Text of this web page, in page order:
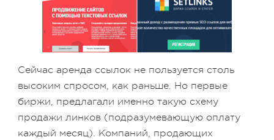
Сейчас аренда ссылок не пользуется столь
высоким спросом, как раньше. Но первые
биржи, предлагали именно такую схему
продажи линков (подразумевающую оплату
каждый месяц). Компаний, продающих